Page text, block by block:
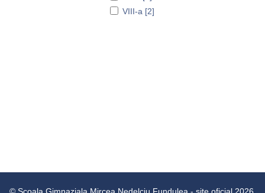
VIII-a [2]
© Scoala Gimnaziala Mircea Nedelciu Fundulea - site oficial 2026.